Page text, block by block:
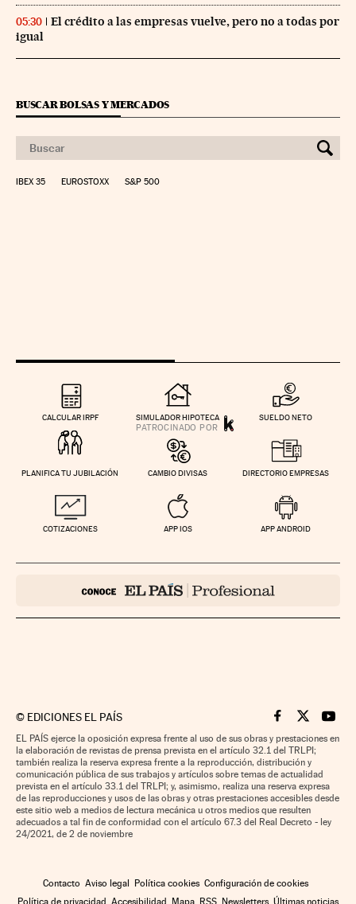
05:30
El crédito a las empresas vuelve, pero no a todas por
igual
BUSCAR BOLSAS Y MERCADOS
IBEX 35 EUROSTOXX S&P 500
CALCULAR IRPF SIMULADOR HIPOTECA SUELDO NETO
PLANIFICA TU JUBILACIÓN CAMBIO DIVISAS DIRECTORIO EMPRESAS
COTIZACIONES APP IOS APP ANDROID
© EDICIONES EL PAÍS Cinco Días en
Cinco Días
Cinco
EL PAÍS ejerce la oposición expresa frente al uso de sus obras y prestaciones en
la elaboración de revistas de prensa prevista en el artículo 32.1 del TRLPI;
también realiza la reserva expresa frente a la reproducción, distribución y
comunicación pública de sus trabajos y artículos sobre temas de actualidad
prevista en el artículo 33.1 del TRLPI; y, asimismo, realiza una reserva expresa
de las reproducciones y usos de las obras y otras prestaciones accesibles desde
este sitio web a medios de lectura mecánica u otros medios que resulten
adecuados a tal fin de conformidad con el artículo 67.3 del Real Decreto - ley
24/2021, de 2 de noviembre
Contacto Aviso legal Política cookies Configuración de cookies
Política de privacidad Accesibilidad Mapa RSS Newsletters Últimas noticias